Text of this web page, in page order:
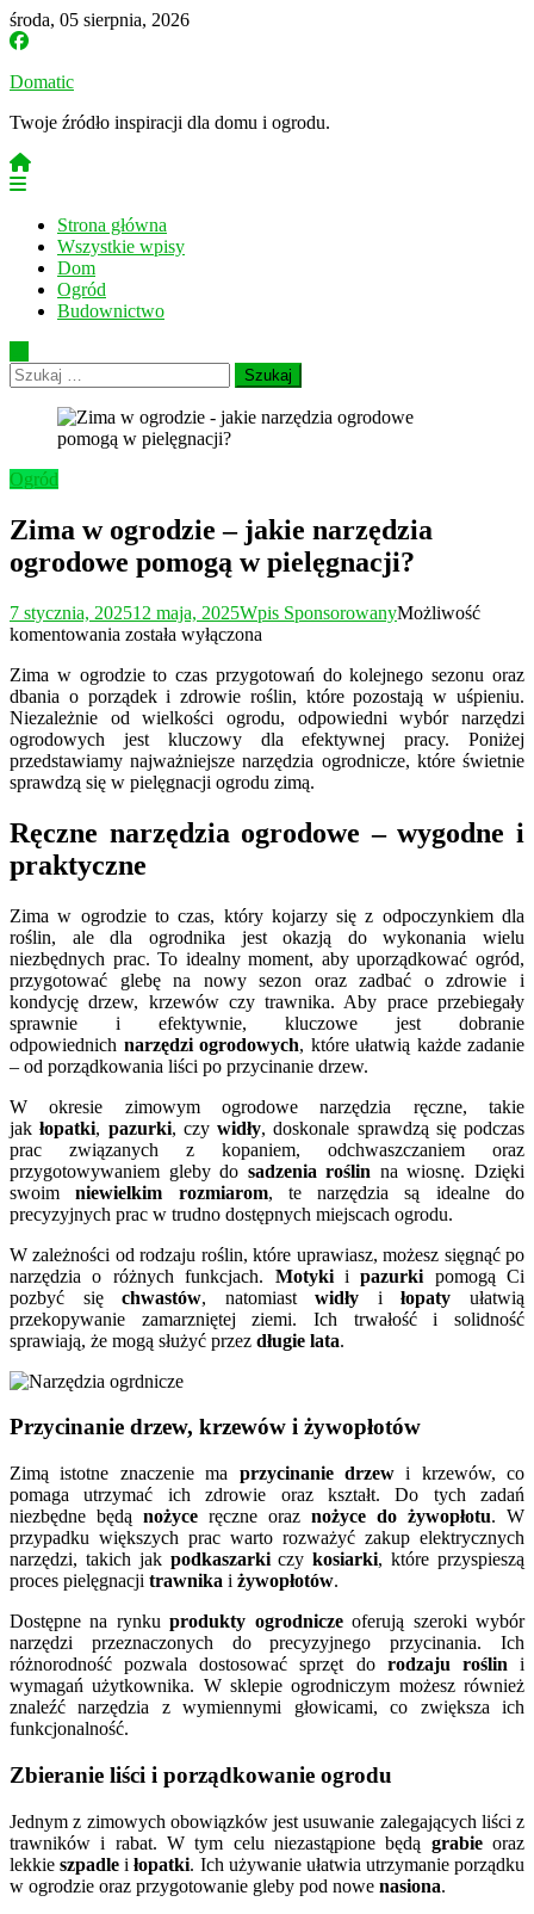
Skip
to
środa, 05 sierpnia, 2026
Domatic
Twoje źródło inspiracji dla domu i ogrodu.
Strona główna
Wszystkie wpisy
Dom
Ogród
Budownictwo
Szukaj:
Ogród
Zima w ogrodzie – jakie narzędzia
ogrodowe pomogą w pielęgnacji?
7 stycznia, 202512 maja, 2025Wpis SponsorowanyMożliwość
komentowania Zima
ogrodzie
–
jakie
narzędzia
ogrodowe
pomogą
pielęgnacji?
została wyłączona
Zima w ogrodzie to czas przygotowań do kolejnego sezonu oraz
dbania o porządek i zdrowie roślin, które pozostają w uśpieniu.
Niezależnie od wielkości ogrodu, odpowiedni wybór narzędzi
ogrodowych jest kluczowy dla efektywnej pracy. Poniżej
przedstawiamy najważniejsze narzędzia ogrodnicze, które świetnie
sprawdzą się w pielęgnacji ogrodu zimą.
Ręczne narzędzia ogrodowe – wygodne i
praktyczne
Zima w ogrodzie to czas, który kojarzy się z odpoczynkiem dla
roślin, ale dla ogrodnika jest okazją do wykonania wielu
niezbędnych prac. To idealny moment, aby uporządkować ogród,
przygotować glebę na nowy sezon oraz zadbać o zdrowie i
kondycję drzew, krzewów czy trawnika. Aby prace przebiegały
sprawnie i efektywnie, kluczowe jest dobranie
odpowiednich narzędzi ogrodowych, które ułatwią każde zadanie
– od porządkowania liści po przycinanie drzew.
W okresie zimowym ogrodowe narzędzia ręczne, takie
jakłopatki, pazurki, czy widły, doskonale sprawdzą się podczas
prac związanych z kopaniem, odchwaszczaniem oraz
przygotowywaniem gleby do sadzenia roślin na wiosnę. Dzięki
swoimniewielkim rozmiarom, te narzędzia są idealne do
precyzyjnych prac w trudno dostępnych miejscach ogrodu.
W zależności od rodzaju roślin, które uprawiasz, możesz sięgnąć po
narzędzia o różnych funkcjach. Motykiipazurki pomogą Ci
pozbyć sięchwastów, natomiastwidły iłopaty ułatwią
przekopywanie zamarzniętej ziemi. Ich trwałość i solidność
sprawiają, że mogą służyć przez długie lata.
Przycinanie drzew, krzewów i żywopłotów
Zimą istotne znaczenie ma przycinanie drzewi krzewów, co
pomaga utrzymać ich zdrowie oraz kształt. Do tych zadań
niezbędne będą nożyce ręczne oraz nożyce do żywopłotu. W
przypadku większych prac warto rozważyć zakup elektrycznych
narzędzi, takich jak podkaszarkiczykosiarki, które przyspieszą
proces pielęgnacji trawnika i żywopłotów.
Dostępne na rynkuprodukty ogrodniczeoferują szeroki wybór
narzędzi przeznaczonych do precyzyjnego przycinania. Ich
różnorodność pozwala dostosować sprzęt do rodzaju roślin i
wymagań użytkownika. W sklepie ogrodniczym możesz również
znaleźć narzędzia z wymiennymi głowicami, co zwiększa ich
funkcjonalność.
Zbieranie liści i porządkowanie ogrodu
Jednym z zimowych obowiązków jest usuwanie zalegających liści z
trawników i rabat. W tym celu niezastąpione będą grabieoraz
lekkieszpadle iłopatki. Ich używanie ułatwia utrzymanie porządku
w ogrodzie oraz przygotowanie gleby pod nowe nasiona.